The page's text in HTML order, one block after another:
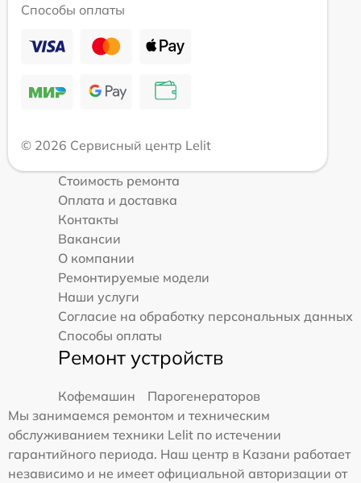
Способы оплаты
© 2026 Сервисный центр Lelit
Стоимость ремонта
Оплата и доставка
Контакты
Вакансии
О компании
Ремонтируемые модели
Наши услуги
Согласие на обработку персональных данных
Способы оплаты
Ремонт устройств
Кофемашин
Парогенераторов
Мы занимаемся ремонтом и техническим
обслуживанием техники Lelit по истечении
гарантийного периода. Наш центр в Казани работает
независимо и не имеет официальной авторизации от